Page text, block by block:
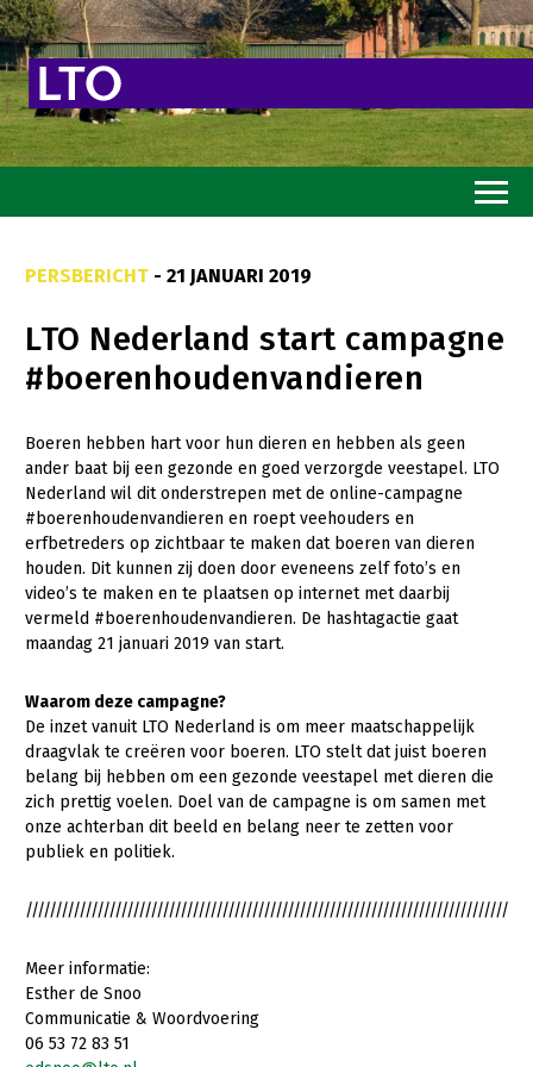
Goed eten
Mooi groen
Sterk ondernemerschap
Transitiepaden
Thema’s
Gezonde planten
Gezonde dieren
Bodem en water
Platteland en omgeving
Mens, ondernemerschap en onderwijs
Internationaal
Biologische Landbouw
Geitenhouderij
Kalverhouderij
PERSBERICHT - 21 JANUARI 2019
LTO Nederland start campagne
#boerenhoudenvandieren
Boeren hebben hart voor hun dieren en hebben als geen
ander baat bij een gezonde en goed verzorgde veestapel. LTO
Nederland wil dit onderstrepen met de online-campagne
#boerenhoudenvandieren en roept veehouders en
erfbetreders op zichtbaar te maken dat boeren van dieren
houden. Dit kunnen zij doen door eveneens zelf foto’s en
video’s te maken en te plaatsen op internet met daarbij
vermeld #boerenhoudenvandieren. De hashtagactie gaat
maandag 21 januari 2019 van start.
Waarom deze campagne?
De inzet vanuit LTO Nederland is om meer maatschappelijk
draagvlak te creëren voor boeren. LTO stelt dat juist boeren
belang bij hebben om een gezonde veestapel met dieren die
zich prettig voelen. Doel van de campagne is om samen met
onze achterban dit beeld en belang neer te zetten voor
publiek en politiek.
Meer informatie:
Esther de Snoo
Communicatie & Woordvoering
06 53 72 83 51